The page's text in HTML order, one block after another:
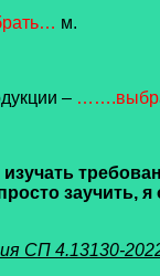
м.
–
заучить,
СП 4.13130-